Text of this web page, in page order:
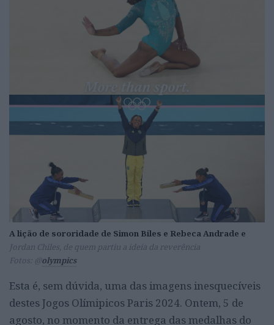
A lição de sororidade de Simon Biles e Rebeca Andrade e
Jordan Chiles, de quem partiu a ideia da reverência
Fotos: @olympics
Esta é, sem dúvida, uma das imagens inesquecíveis
destes Jogos Olímipicos Paris 2024. Ontem, 5 de
agosto, no momento da entrega das medalhas do